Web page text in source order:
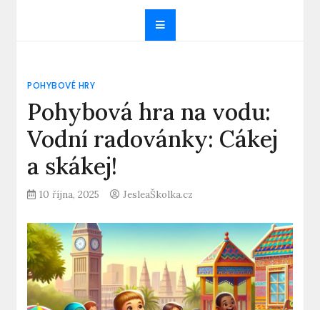
POHYBOVÉ HRY
Pohybová hra na vodu:
Vodní radovánky: Cákej
a skákej!
10 října, 2025 JesleaŠkolka.cz